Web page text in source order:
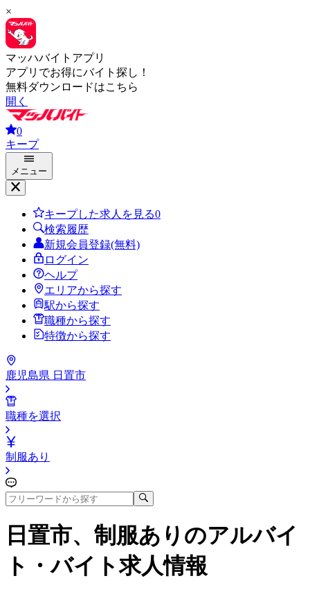
×
マッハバイトアプリ
アプリでお得にバイト探し！
無料ダウンロードはこちら
開く
0
キープ
メニュー
キープした求人を見る0
検索履歴
新規会員登録(無料)
ログイン
ヘルプ
エリアから探す
駅から探す
職種から探す
特徴から探す
鹿児島県 日置市
職種を選択
制服あり
日置市、制服あり のアルバイ
ト・バイト求人情報